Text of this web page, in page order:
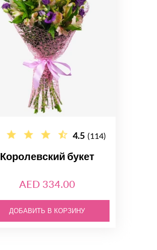
4.5 (114)
Королевский букет
AED 334.00
ДОБАВИТЬ В КОРЗИНУ